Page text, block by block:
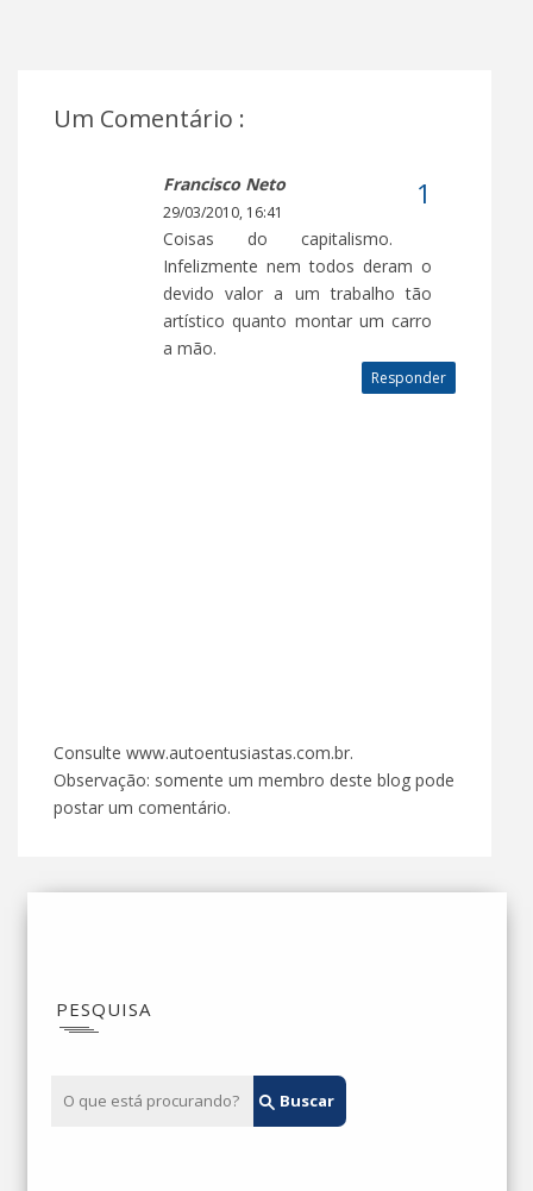
Um Comentário :
Francisco Neto
29/03/2010, 16:41
Coisas do capitalismo.
Infelizmente nem todos deram o
devido valor a um trabalho tão
artístico quanto montar um carro
a mão.
Responder
Consulte www.autoentusiastas.com.br.
Observação: somente um membro deste blog pode
postar um comentário.
PESQUISA